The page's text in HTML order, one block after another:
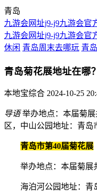
青岛
九游会网址j9-j9九游会官
九游会网址j9-j9九游会官
休闲 青岛周末去哪玩 青
青岛菊花展地址在哪
本地宝综合 2024-10-25
导语举办地点：本届菊
区，中山公园地址：青岛
青岛市第40届菊花展
举办地点：本届菊展
海泊河公园地址：青